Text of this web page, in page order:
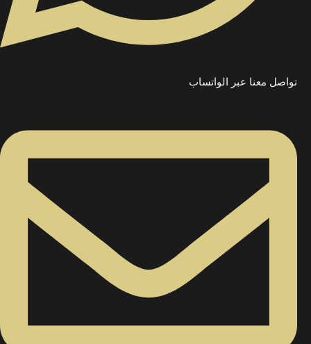
تواصل معنا عبر الواتساب